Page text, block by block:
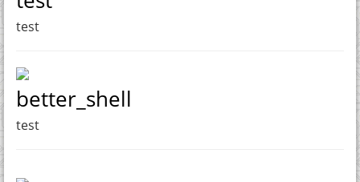
test
better_shell
test